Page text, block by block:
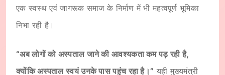
एक स्वस्थ एवं जागरूक समाज के निर्माण में भी महत्वपूर्ण भूमिका
निभा रही है।
“अब लोगों को अस्पताल जाने की आवश्यकता कम पड़ रही है,
क्योंकि अस्पताल स्वयं उनके पास पहुंच रहा है।” यही मुख्यमंत्री